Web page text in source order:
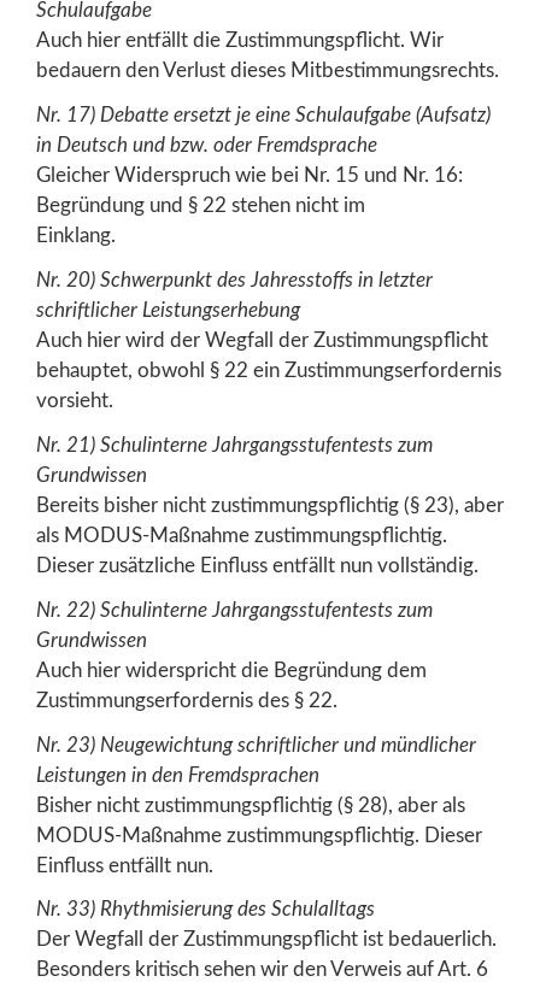
Schulaufgabe
Auch hier entfällt die Zustimmungspflicht. Wir
bedauern den Verlust dieses Mitbestimmungsrechts.
Nr. 17) Debatte ersetzt je eine Schulaufgabe (Aufsatz)
in Deutsch und bzw. oder Fremdsprache
Gleicher Widerspruch wie bei Nr. 15 und Nr. 16:
Begründung und § 22 stehen nicht im
Einklang.
Nr. 20) Schwerpunkt des Jahresstoffs in letzter
schriftlicher Leistungserhebung
Auch hier wird der Wegfall der Zustimmungspflicht
behauptet, obwohl § 22 ein Zustimmungserfordernis
vorsieht.
Nr. 21) Schulinterne Jahrgangsstufentests zum
Grundwissen
Bereits bisher nicht zustimmungspflichtig (§ 23), aber
als MODUS-Maßnahme zustimmungspflichtig.
Dieser zusätzliche Einfluss entfällt nun vollständig.
Nr. 22) Schulinterne Jahrgangsstufentests zum
Grundwissen
Auch hier widerspricht die Begründung dem
Zustimmungserfordernis des § 22.
Nr. 23) Neugewichtung schriftlicher und mündlicher
Leistungen in den Fremdsprachen
Bisher nicht zustimmungspflichtig (§ 28), aber als
MODUS-Maßnahme zustimmungspflichtig. Dieser
Einfluss entfällt nun.
Nr. 33) Rhythmisierung des Schulalltags
Der Wegfall der Zustimmungspflicht ist bedauerlich.
Besonders kritisch sehen wir den Verweis auf Art. 6